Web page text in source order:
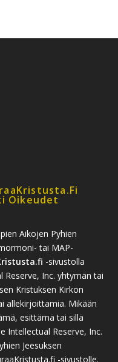
Oikeudet
Aikojen Pyhien
tai MAP-
-sivustolla
Inc. yhtymän tai
Kristuksen Kirkon
allekirjoittamia. Mikään
esittämä tai sillä
Intellectual Reserve, Inc.
Jeesuksen
-sivustolle.